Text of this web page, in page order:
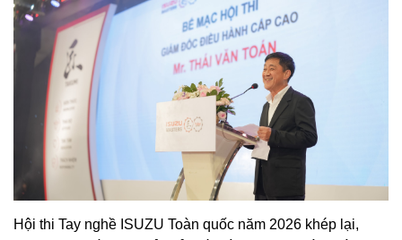
Hội thi Tay nghề ISUZU Toàn quốc năm 2026 khép lại,